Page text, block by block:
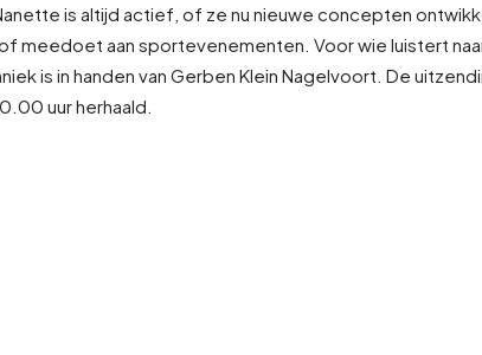
is altijd actief, of ze nu nieuwe concepten
meedoet aan sportevenementen. Voor wie luistert
is in handen van Gerben Klein Nagelvoort. De
uur herhaald.